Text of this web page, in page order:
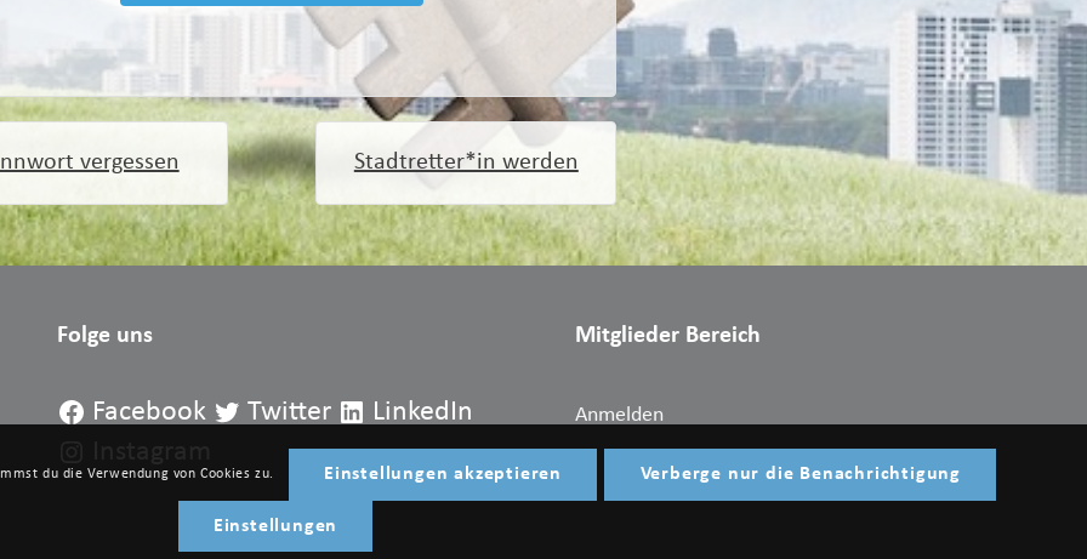
vergessen Stadtretter*in werden
Folge uns
Facebook Twitter
LinkedIn
Mitglieder Bereich
Anmelden
du die Verwendung von Cookies zu. Einstellungen akzeptieren Verberge nur die Benachrichtigung
Einstellungen